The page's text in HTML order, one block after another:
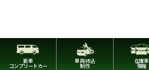
新車
コンプリートカー
車両持込
制作
在庫車
情報